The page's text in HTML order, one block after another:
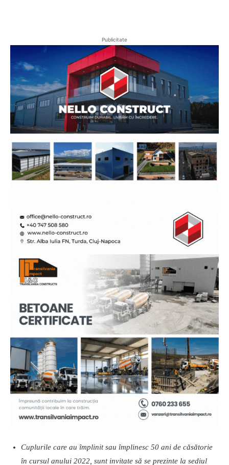
Publicitate
Cuplurile care au împlinit sau împlinesc 50 ani de căsătorie
în cursul anului 2022, sunt invitate să se prezinte la sediul